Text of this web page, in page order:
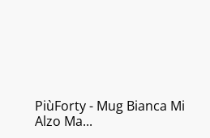
PiùForty - Mug Bianca Mi
Alzo Ma...